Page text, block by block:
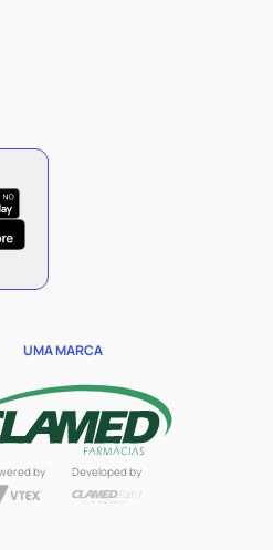
UMA MARCA
by Developed by